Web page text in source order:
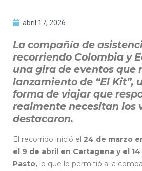
abril 17, 2026
La compañía de
recorriendo Colombia y
una gira de eventos que
lanzamiento de “El Kit”,
forma de viajar que
realmente necesitan los
destacaron.
El recorrido inició el 24 de marzo
el 9 de abril en Cartagena y el
Pasto, lo que le permitió a la